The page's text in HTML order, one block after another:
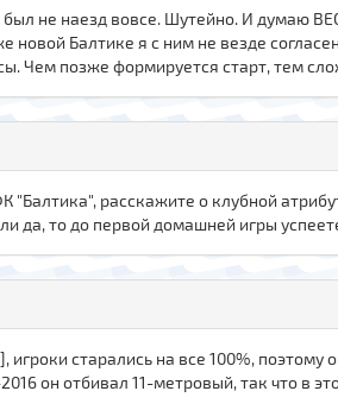
был не наезд вовсе. Шутейно. И думаю
новой Балтике я с ним не везде
Чем позже формируется старт, тем
"Балтика", расскажите о клубной
да, то до первой домашней игры
игроки старались на все 100%,
он отбивал 11-метровый, так что в